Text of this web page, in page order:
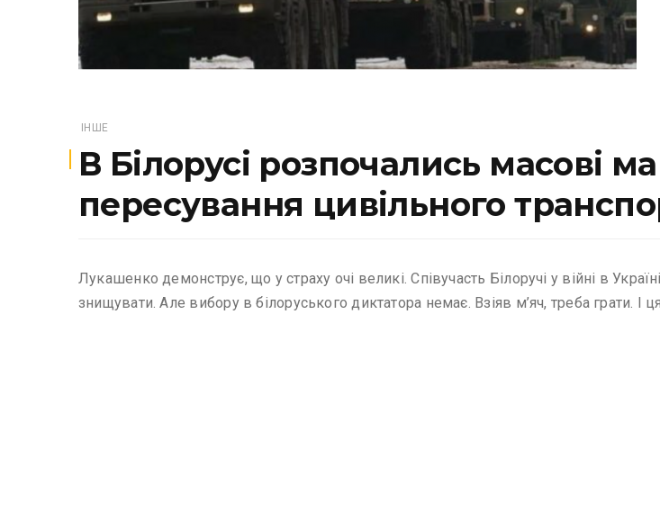
ІНШЕ
В Білорусі розпочались масові
пересування цивільного
Лукашенко демонструє, що у страху очі великі. Співучасть Білоручі у війні в
знищувати. Але вибору в білоруського диктатора немає. Взіяв м’яч, треба грати. І